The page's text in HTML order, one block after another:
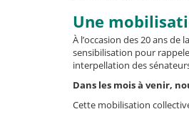
Une
À l’occasion des 20 ans
sensibilisation pour
interpellation des
Dans les mois à venir,
Cette mobilisation